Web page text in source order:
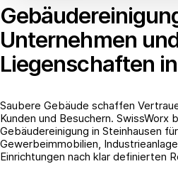
Unternehmen
Liegenschaften
Saubere Gebäude schaffen
Kunden und Besuchern.
Gebäudereinigung in Steinhausen
Gewerbeimmobilien,
Einrichtungen nach klar definierten